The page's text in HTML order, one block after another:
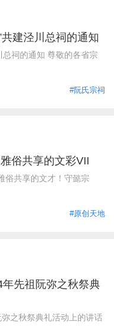
建泾川总祠的通知
总祠的通知 尊敬的各省宗
#阮氏宗祠
俗共享的文彩VII
俗共享的文才！守懿宗
#原创天地
先祖阮弥之秋祭典
之秋祭典礼活动上的讲话